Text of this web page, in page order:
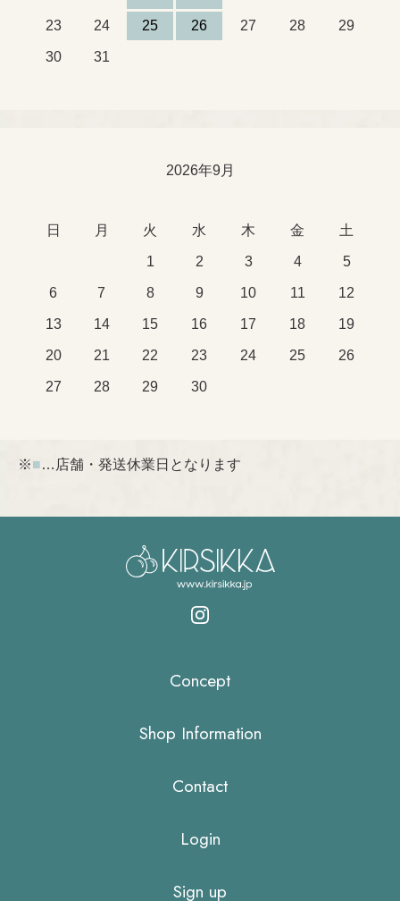
※■…店舗・発送休業日となります
23 24 25 26 27 28 29
30 31
2026年9月
日 月 火 水 木 金 土
1 2 3 4 5
6 7 8 9 10 11 12
13 14 15 16 17 18 19
20 21 22 23 24 25 26
27 28 29 30
Concept
Shop Information
Contact
Login
Sign up